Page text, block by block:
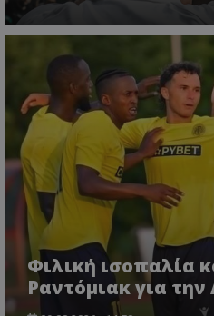
Φιλική ισοπαλία
Ραντόμιακ για την